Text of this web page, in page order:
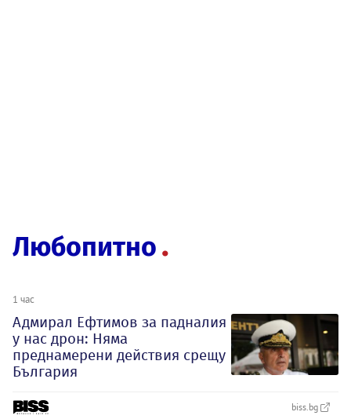
Любопитно
1 час
Адмирал Ефтимов за падналия
у нас дрон: Няма
преднамерени действия срещу
България
biss.bg